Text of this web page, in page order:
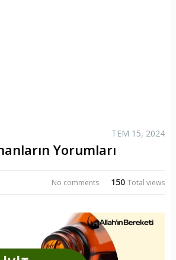
TEM 15, 2024
Yorumları
150Total views
No comments